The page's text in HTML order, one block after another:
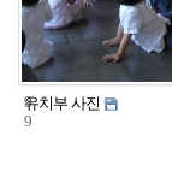
9
9
유치부 사진